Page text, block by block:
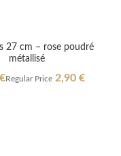
27 cm – rose poudré
métallisé
Regular Price 2,90 €